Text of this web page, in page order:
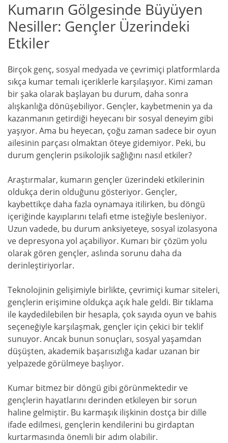
Kumarın Gölgesinde Büyüyen
Nesiller: Gençler Üzerindeki
Etkiler
Birçok genç, sosyal medyada ve çevrimiçi platformlarda
sıkça kumar temalı içeriklerle karşılaşıyor. Kimi zaman
bir şaka olarak başlayan bu durum, daha sonra
alışkanlığa dönüşebiliyor. Gençler, kaybetmenin ya da
kazanmanın getirdiği heyecanı bir sosyal deneyim gibi
yaşıyor. Ama bu heyecan, çoğu zaman sadece bir oyun
ailesinin parçası olmaktan öteye gidemiyor. Peki, bu
durum gençlerin psikolojik sağlığını nasıl etkiler?
Araştırmalar, kumarın gençler üzerindeki etkilerinin
oldukça derin olduğunu gösteriyor. Gençler,
kaybettikçe daha fazla oynamaya itilirken, bu döngü
içeriğinde kayıplarını telafi etme isteğiyle besleniyor.
Uzun vadede, bu durum anksiyeteye, sosyal izolasyona
ve depresyona yol açabiliyor. Kumarı bir çözüm yolu
olarak gören gençler, aslında sorunu daha da
derinleştiriyorlar.
Teknolojinin gelişimiyle birlikte, çevrimiçi kumar siteleri,
gençlerin erişimine oldukça açık hale geldi. Bir tıklama
ile kaydedilebilen bir hesapla, çok sayıda oyun ve bahis
seçeneğiyle karşılaşmak, gençler için çekici bir teklif
sunuyor. Ancak bunun sonuçları, sosyal yaşamdan
düşüşten, akademik başarısızlığa kadar uzanan bir
yelpazede görülmeye başlıyor.
Kumar bitmez bir döngü gibi görünmektedir ve
gençlerin hayatlarını derinden etkileyen bir sorun
haline gelmiştir. Bu karmaşık ilişkinin dostça bir dille
ifade edilmesi, gençlerin kendilerini bu girdaptan
kurtarmasında önemli bir adım olabilir.